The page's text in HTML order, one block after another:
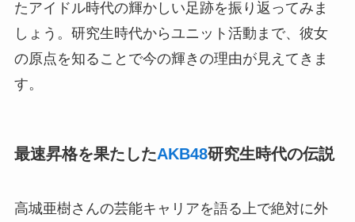
たアイドル時代の輝かしい足跡を振り返ってみま
しょう。研究生時代からユニット活動まで、彼女
の原点を知ることで今の輝きの理由が見えてきま
す。
最速昇格を果たしたAKB48研究生時代の伝説
高城亜樹さんの芸能キャリアを語る上で絶対に外